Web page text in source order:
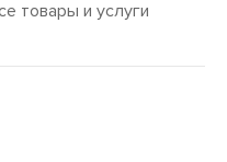
товары и услуги